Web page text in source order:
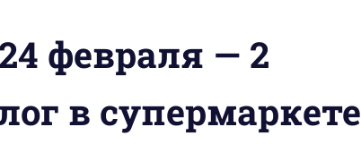
февраля — 2
в супермаркете